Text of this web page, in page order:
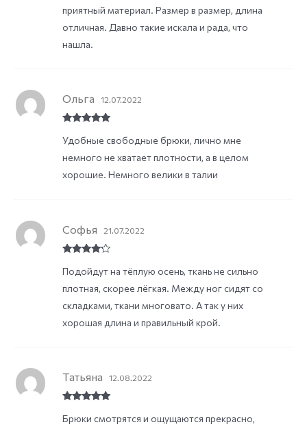
приятный материал. Размер в размер, длина
отличная. Давно такие искала и рада, что
нашла.
of 5
Ольга 12.07.2022
Удобные свободные брюки, лично мне
немного не хватает плотности, а в целом
хорошие. Немного велики в талии
out of 5
Софья 21.07.2022
Подойдут на тёплую осень, ткань не сильно
плотная, скорее лёгкая. Между ног сидят со
складками, ткани многовато. А так у них
хорошая длина и правильный крой.
of 5
Татьяна 12.08.2022
Брюки смотрятся и ощущаются прекрасно,